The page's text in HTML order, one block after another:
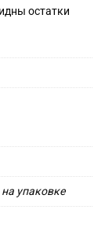
остатки
упаковке